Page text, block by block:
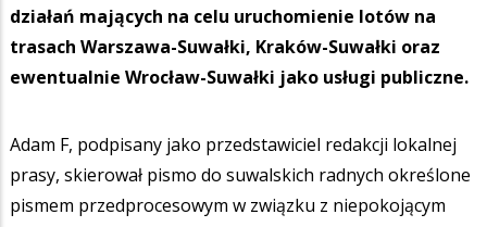
działań mających na celu uruchomienie lotów na
trasach Warszawa-Suwałki, Kraków-Suwałki oraz
ewentualnie Wrocław-Suwałki jako usługi publiczne.
Adam F, podpisany jako przedstawiciel redakcji lokalnej
prasy, skierował pismo do suwalskich radnych określone
pismem przedprocesowym w związku z niepokojącym